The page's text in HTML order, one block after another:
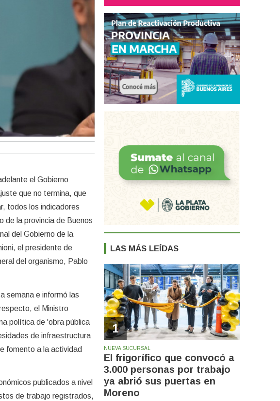
el Gobierno
que no termina, que
todos los indicadores
de la provincia de Buenos
del Gobierno de la
el presidente de
del organismo, Pablo
semana e informó las
el Ministro
política de 'obra pública
de infraestructura
fomento a la actividad
publicados a nivel
de trabajo registrados,
LAS MÁS LEÍDAS
1
NUEVA SUCURSAL
El frigorífico que convocó a
3.000 personas por trabajo
ya abrió sus puertas en
Moreno